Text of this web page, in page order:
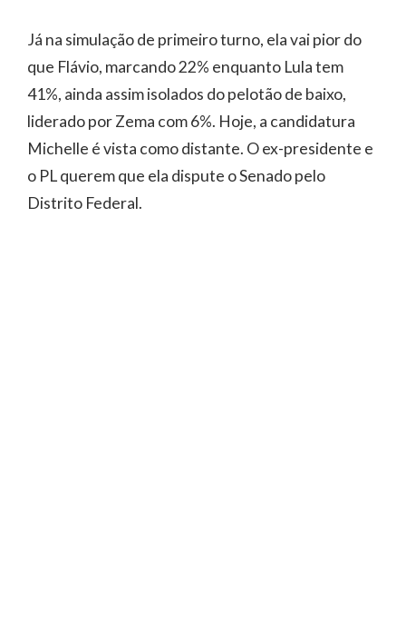
Já na simulação de primeiro turno, ela vai pior do
que Flávio, marcando 22% enquanto Lula tem
41%, ainda assim isolados do pelotão de baixo,
liderado por Zema com 6%. Hoje, a candidatura
Michelle é vista como distante. O ex-presidente e
o PL querem que ela dispute o Senado pelo
Distrito Federal.